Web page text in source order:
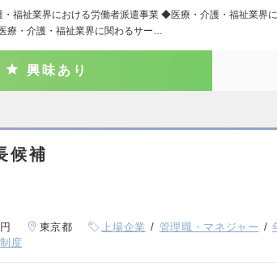
福祉業界における労働者派遣事業 ◆医療・介護・福祉業界に
療・介護・福祉業界に関わるサー…
興味あり
候補
東京都 上場企業 管理職・マネジャー
度